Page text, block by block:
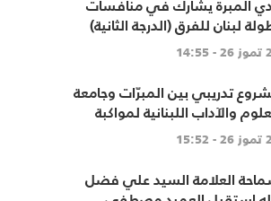
المبرة يشارك في منافسات
لبنان للفرق (الدرجة الثانية)
تدريبي بين المبرّات وجامعة
والآداب اللبنانية لمواكبة
المنهاج اللبناني المطوّ
العلامة السيد علي فضل